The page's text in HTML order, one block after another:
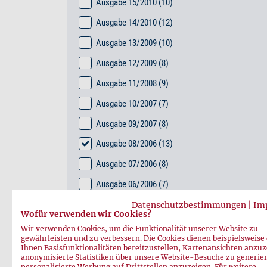
Ausgabe 15/2010 (10)
Ausgabe 14/2010 (12)
Ausgabe 13/2009 (10)
Ausgabe 12/2009 (8)
Ausgabe 11/2008 (9)
Ausgabe 10/2007 (7)
Ausgabe 09/2007 (8)
Ausgabe 08/2006 (13)
Ausgabe 07/2006 (8)
Ausgabe 06/2006 (7)
Ausgabe 05/2005(15)
Ausgabe 04/2005 (14)
Ausgabe 03/2004(16)
Datenschutzbestimmungen
Wofür verwenden wir Cookies?
Wir verwenden Cookies, um die Funktionalität unserer Website zu
gewährleisten und zu verbessern. Die Cookies dienen beispielsweise
Ihnen Basisfunktionalitäten bereitzustellen, Kartenansichten
anonymisierte Statistiken über unsere Website-Besuche zu